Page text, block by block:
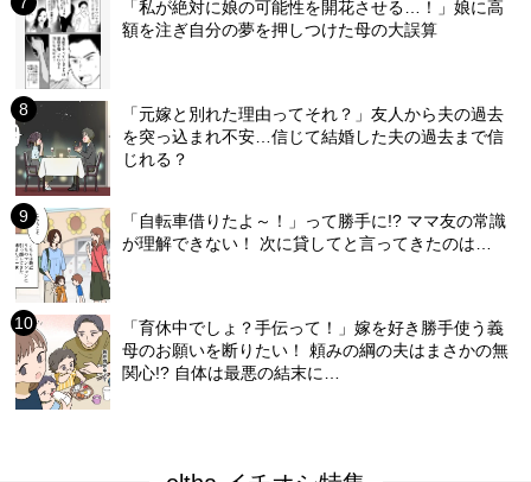
「私が絶対に娘の可能性を開花させる…！」娘に高
額を注ぎ自分の夢を押しつけた母の大誤算
「元嫁と別れた理由ってそれ？」友人から夫の過去
を突っ込まれ不安…信じて結婚した夫の過去まで信
じれる？
「自転車借りたよ～！」って勝手に!? ママ友の常識
が理解できない！ 次に貸してと言ってきたのは…
「育休中でしょ？手伝って！」嫁を好き勝手使う義
母のお願いを断りたい！ 頼みの綱の夫はまさかの無
関心!? 自体は最悪の結末に…